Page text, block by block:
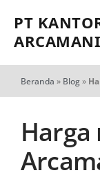
PT
Beranda » Blog»
Harga